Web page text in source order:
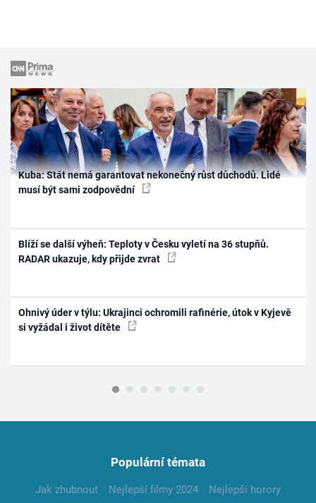
Kuba: Stát nemá garantovat nekonečný růst důchodů. Lidé
musí být sami zodpovědní
Blíží se další výheň: Teploty v Česku vyletí na 36 stupňů.
RADAR ukazuje, kdy přijde zvrat
Ohnivý úder v týlu: Ukrajinci ochromili rafinérie, útok v Kyjevě
si vyžádal i život dítěte
Populární témata
Jak zhubnout Nejlepší filmy 2024
Nejlepší horory